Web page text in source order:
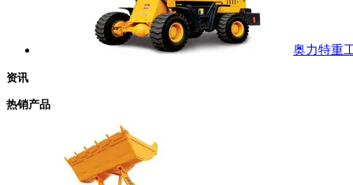
奥力特重
资讯
热销产品